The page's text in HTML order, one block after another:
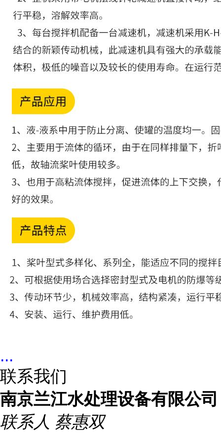
...
联系我们
南京兰江水处理设备有限公司
联系人 蔡惠双